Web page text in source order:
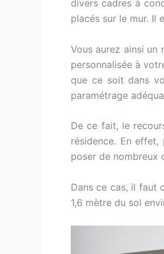
divers cadres à
placés sur le mur. Il
Vous aurez ainsi un
personnalisée à
que ce soit dans
paramétrage
De ce fait, le
résidence. En
poser de nombreux
Dans ce cas, il faut
1,6 mètre du sol